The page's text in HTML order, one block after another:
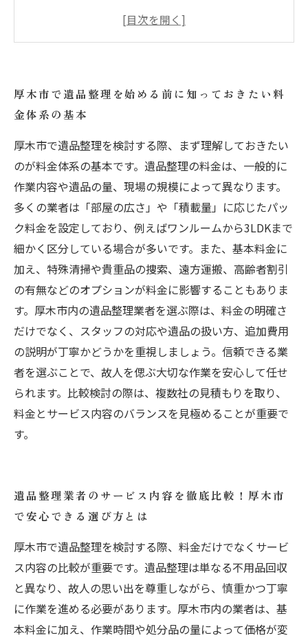
料金とサービスのバランスがカギ！厚木市の遺
応、ここをチェックしよう
遺品整理のプロが教える！厚木市で満足できる
業者選びの最終決定版
厚木市で遺品整理を依頼する際に気を付けるべ
き追加費用の真実
安心と満足を手に入れるために！厚木市の遺品
整理サービス徹底比較まとめ
厚木市で遺品整理を始める前に知っておきたい料
金体系の基本
厚木市で遺品整理を検討する際、まず理解しておきたい
のが料金体系の基本です。遺品整理の料金は、一般的に
作業内容や遺品の量、現場の規模によって異なります。
多くの業者は「部屋の広さ」や「積載量」に応じたパッ
ク料金を設定しており、例えばワンルームから3LDKまで
細かく区分している場合が多いです。また、基本料金に
加え、特殊清掃や貴重品の捜索、遠方運搬、高齢者割引
の有無などのオプションが料金に影響することもありま
す。厚木市内の遺品整理業者を選ぶ際は、料金の明確さ
だけでなく、スタッフの対応や遺品の扱い方、追加費用
の説明が丁寧かどうかを重視しましょう。信頼できる業
者を選ぶことで、故人を偲ぶ大切な作業を安心して任せ
られます。比較検討の際は、複数社の見積もりを取り、
料金とサービス内容のバランスを見極めることが重要で
す。
遺品整理業者のサービス内容を徹底比較！厚木市
で安心できる選び方とは
厚木市で遺品整理を検討する際、料金だけでなくサービ
ス内容の比較が重要です。遺品整理は単なる不用品回収
と異なり、故人の思い出を尊重しながら、慎重かつ丁寧
に作業を進める必要があります。厚木市内の業者は、基
本料金に加え、作業時間や処分品の量によって価格が変